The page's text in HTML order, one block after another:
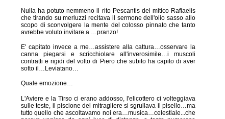
Nulla ha potuto nemmeno il rito Pescantis del mitico Rafiaelis
che tirando su merluzzi recitava il sermone dell'olio sasso allo
scopo di sconvolgere la mente del colosso pinnato che tanto
avrebbe voluto invitare a …pranzo!
E' capitato invece a me…assistere alla cattura…osservare la
canna piegarsi e scricchiolare all'inverosimile…i muscoli
contratti e rigidi del volto di Piero che subito ha capito di aver
sotto il…Leviatano…
Quale emozione…
L'Aviere e la Tirso ci erano addosso, l'elicottero ci volteggiava
sulle teste, il piscione del mitragliere si sgrullava il pisello…ma
tutto quello che ascoltavamo noi era…musica…celestiale...che